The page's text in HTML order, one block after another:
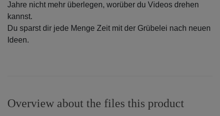
Jahre nicht mehr überlegen, worüber du Videos drehen
kannst.
Du sparst dir jede Menge Zeit mit der Grübelei nach neuen
Ideen.
Overview about the files this product